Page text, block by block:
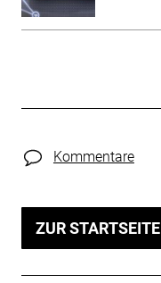
Kommentare
ZUR STARTSEITE